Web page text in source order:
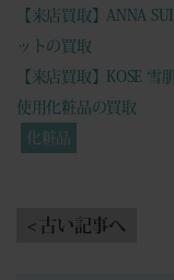
【来店買取】ANNA
ットの買取
【来店買取】KOSE
使用化粧品の買取
化粧品
< 古い記事へ